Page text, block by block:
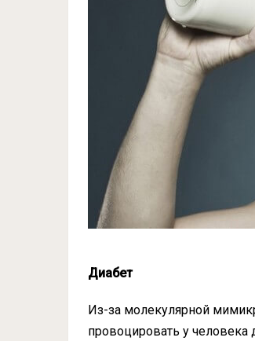
Диабет
Из-за молекулярной
провоцировать у человека